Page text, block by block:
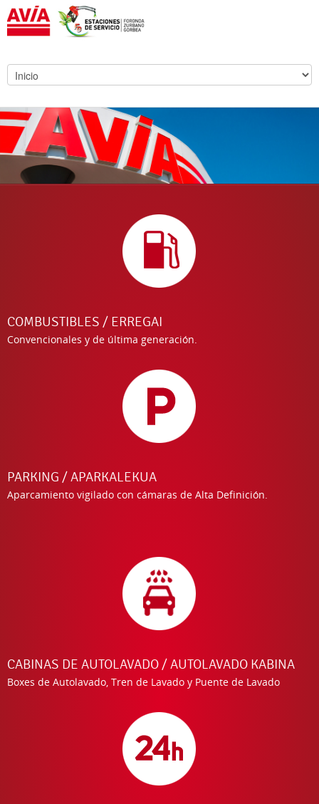
COMBUSTIBLES / ERREGAI
Convencionales y de última generación.
PARKING / APARKALEKUA
Aparcamiento vigilado con cámaras de Alta Definición.
CABINAS DE AUTOLAVADO / AUTOLAVADO KABINA
Boxes de Autolavado, Tren de Lavado y Puente de Lavado